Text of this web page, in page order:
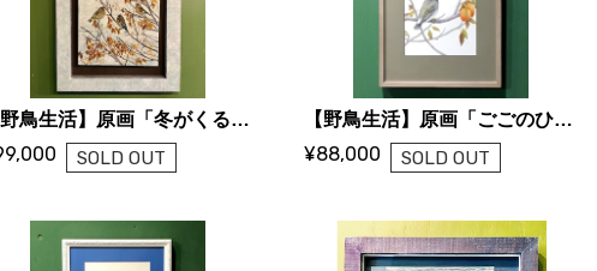
【野鳥生活】原画「冬がくる」（かわらひわ）
SOLD OUT
【野鳥生活】原画「ごごのひととき」（むくどり）
¥88,000 SOLD OUT